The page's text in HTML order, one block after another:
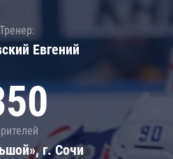
Тренер:
Евгений
г. Сочи